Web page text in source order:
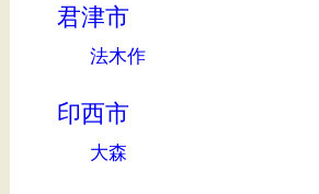
君津市
法木作
印西市
大森